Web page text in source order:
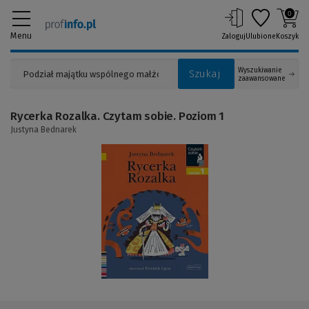
Menu
Szukaj
Wyszukiwanie
zaawansowane
ZalogujUlubione
0
Koszyk
innej
Rycerka Rozalka. Czytam sobie. Poziom 1
Justyna Bednarek